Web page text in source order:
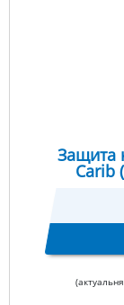
Защита
Carib